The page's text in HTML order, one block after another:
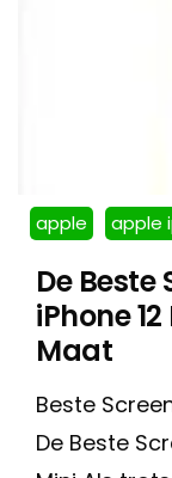
apple apple
De
iPhone
Maat
Beste
De Beste